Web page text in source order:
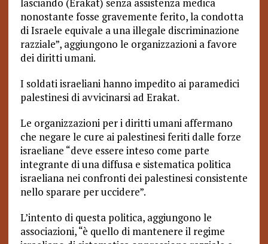
nonostante fosse gravemente ferito, la condotta
di Israele equivale a una illegale discriminazione
razziale”, aggiungono le organizzazioni a favore
dei diritti umani.
I soldati israeliani hanno impedito ai paramedici
palestinesi di avvicinarsi ad Erakat.
Le organizzazioni per i diritti umani affermano
che negare le cure ai palestinesi feriti dalle forze
israeliane “deve essere inteso come parte
integrante di una diffusa e sistematica politica
israeliana nei confronti dei palestinesi consistente
nello sparare per uccidere”.
L’intento di questa politica, aggiungono le
associazioni, “è quello di mantenere il regime